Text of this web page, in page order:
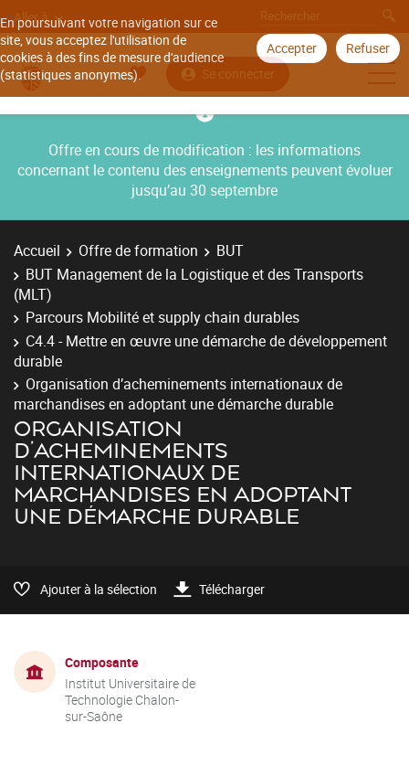
En poursuivant votre navigation sur ce
site, vous acceptez l'utilisation de
cookies à des fins de mesure d'audience
(statistiques anonymes).
Accepter Refuser
Aller à
Se connecter
Offre en cours de modification : les informations
concernant le contenu des enseignements peuvent évoluer
jusqu’au 30 septembre
Accueil Offre de formation
BUT
BUT Management de la Logistique et des Transports
(MLT)
Parcours Mobilité et supply chain durables
C4.4 - Mettre en œuvre une démarche de développement
durable
Organisation d’acheminements internationaux de
marchandises en adoptant une démarche durable
ORGANISATION
D’ACHEMINEMENTS
INTERNATIONAUX DE
MARCHANDISES EN ADOPTANT
UNE DÉMARCHE DURABLE
Ajouter à la sélection Télécharger
Composante
Institut Universitaire de
Technologie Chalon-
sur-Saône